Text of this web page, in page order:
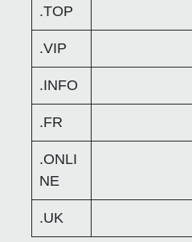
.TOP
.VIP
.INFO
.FR
.ONLI
NE
.UK